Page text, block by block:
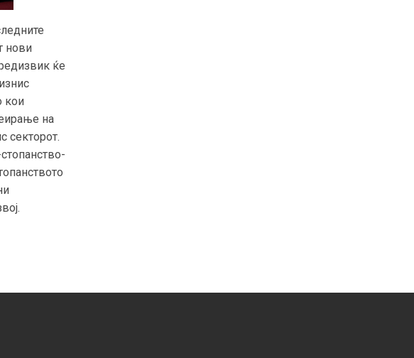
нови
ќе
кои
на
секторот.